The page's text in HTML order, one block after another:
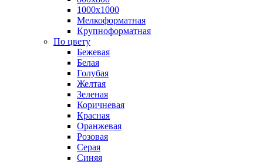
1000х1000
Мелкоформатная
Крупноформатная
По цвету
Бежевая
Белая
Голубая
Желтая
Зеленая
Коричневая
Красная
Оранжевая
Розовая
Серая
Синяя